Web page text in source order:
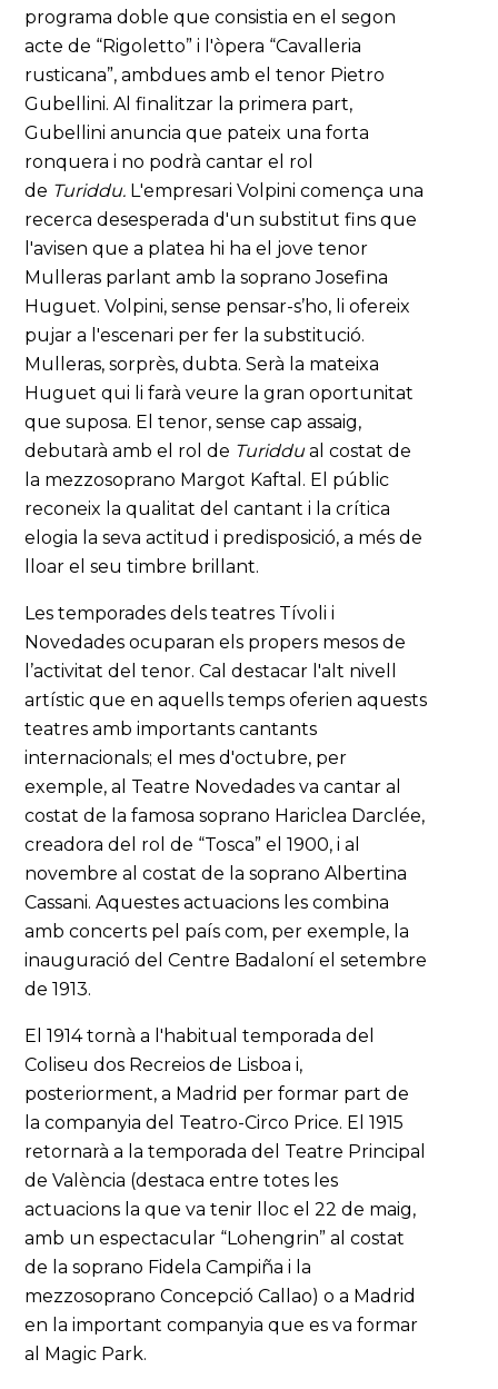
programa doble que consistia en el segon
acte de “Rigoletto” i l'òpera “Cavalleria
rusticana”, ambdues amb el tenor Pietro
Gubellini. Al finalitzar la primera part,
Gubellini anuncia que pateix una forta
ronquera i no podrà cantar el rol
de Turiddu. L'empresari Volpini comença una
recerca desesperada d'un substitut fins que
l'avisen que a platea hi ha el jove tenor
Mulleras parlant amb la soprano Josefina
Huguet. Volpini, sense pensar-s’ho, li ofereix
pujar a l'escenari per fer la substitució.
Mulleras, sorprès, dubta. Serà la mateixa
Huguet qui li farà veure la gran oportunitat
que suposa. El tenor, sense cap assaig,
debutarà amb el rol de Turiddu al costat de
la mezzosoprano Margot Kaftal. El públic
reconeix la qualitat del cantant i la crítica
elogia la seva actitud i predisposició, a més de
lloar el seu timbre brillant.
Les temporades dels teatres Tívoli i
Novedades ocuparan els propers mesos de
l’activitat del tenor. Cal destacar l'alt nivell
artístic que en aquells temps oferien aquests
teatres amb importants cantants
internacionals; el mes d'octubre, per
exemple, al Teatre Novedades va cantar al
costat de la famosa soprano Hariclea Darclée,
creadora del rol de “Tosca” el 1900, i al
novembre al costat de la soprano Albertina
Cassani. Aquestes actuacions les combina
amb concerts pel país com, per exemple, la
inauguració del Centre Badaloní el setembre
de 1913.
El 1914 tornà a l'habitual temporada del
Coliseu dos Recreios de Lisboa i,
posteriorment, a Madrid per formar part de
la companyia del Teatro-Circo Price. El 1915
retornarà a la temporada del Teatre Principal
de València (destaca entre totes les
actuacions la que va tenir lloc el 22 de maig,
amb un espectacular “Lohengrin” al costat
de la soprano Fidela Campiña i la
mezzosoprano Concepció Callao) o a Madrid
en la important companyia que es va formar
al Magic Park.